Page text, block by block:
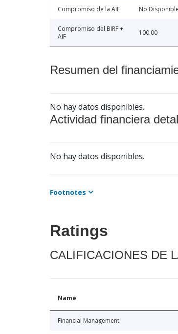
Compromiso de la AIF No Disponible
Compromiso del BIRF +
AIF
100.00
Resumen del
No hay datos disponibles.
Actividad financiera
No hay datos disponibles.
Footnotes
Ratings
CALIFICACIONES DE
Name
Financial Management